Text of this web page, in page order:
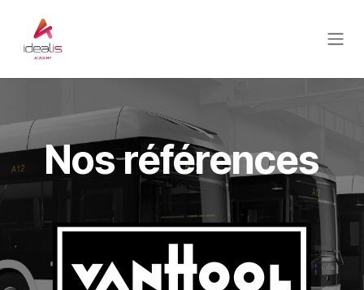
Nos références